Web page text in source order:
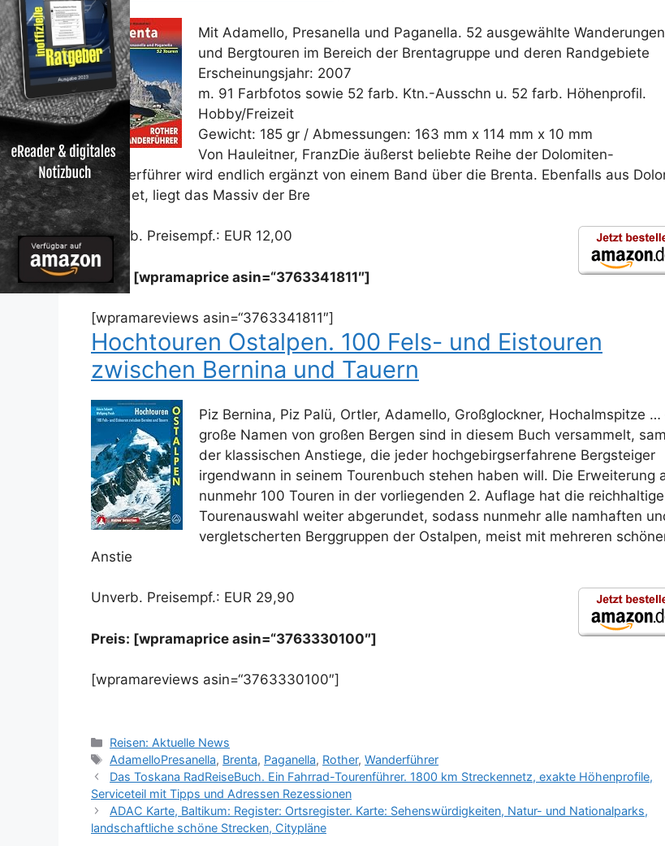
Mit Adamello, Presanella und Paganella. 52 ausgewählte Wanderungen
und Bergtouren im Bereich der Brentagruppe und deren Randgebiete
Erscheinungsjahr: 2007
m. 91 Farbfotos sowie 52 farb. Ktn.-Ausschn u. 52 farb. Höhenprofil.
Hobby/Freizeit
Gewicht: 185 gr / Abmessungen: 163 mm x 114 mm x 10 mm
Von Hauleitner, FranzDie äußerst beliebte Reihe der Dolomiten-
Wanderführer wird endlich ergänzt von einem Band über die Brenta. Ebenfalls aus
gebildet, liegt das Massiv der Bre
Unverb. Preisempf.: EUR 12,00
Preis: [wpramaprice asin=“3763341811″]
[wpramareviews asin=“3763341811″]
Hochtouren Ostalpen. 100 Fels- und Eistouren
zwischen Bernina und Tauern
Piz Bernina, Piz Palü, Ortler, Adamello, Großglockner, Hochalmspitze …
große Namen von großen Bergen sind in diesem Buch versammelt,
der klassischen Anstiege, die jeder hochgebirgserfahrene Bergsteiger
irgendwann in seinem Tourenbuch stehen haben will. Die Erweiterung
nunmehr 100 Touren in der vorliegenden 2. Auflage hat die reichhaltige
Tourenauswahl weiter abgerundet, sodass nunmehr alle namhaften
vergletscherten Berggruppen der Ostalpen, meist mit mehreren
Anstie
Unverb. Preisempf.: EUR 29,90
Preis: [wpramaprice asin=“3763330100″]
[wpramareviews asin=“3763330100″]
Kategorien
Reisen: Aktuelle News
Schlagwörter
AdamelloPresanella, Brenta, Paganella, Rother,Wanderführer
Das Toskana RadReiseBuch. Ein Fahrrad-Tourenführer. 1800 km Streckennetz, exakte Höhenprofile,
Serviceteil mit Tipps und Adressen Rezessionen
ADAC Karte, Baltikum: Register: Ortsregister. Karte: Sehenswürdigkeiten, Natur- und Nationalparks,
landschaftliche schöne Strecken, Citypläne